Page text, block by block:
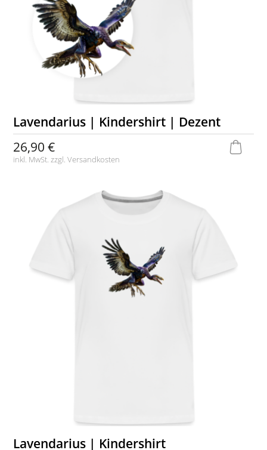
Lavendarius | Kindershirt | Dezent
26,90 €
inkl. MwSt. zzgl.Versandkosten
Lavendarius | Kindershirt